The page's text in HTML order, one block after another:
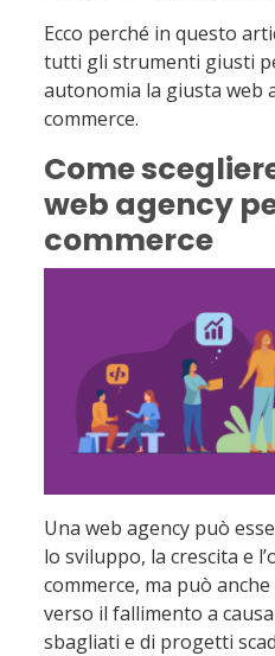
Ecco perché in questo
tutti gli strumenti giusti
autonomia la giusta web
commerce.
Come
web agency
commerce
Una web agency può
lo sviluppo, la crescita e
commerce, ma può
verso il fallimento a
sbagliati e di progetti